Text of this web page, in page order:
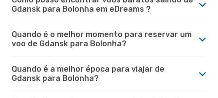
Gdansk para Bolonha em eDreams ?
Quando é o melhor momento para reservar um
voo de Gdansk para Bolonha?
Quando é a melhor época para viajar de
Gdansk para Bolonha?